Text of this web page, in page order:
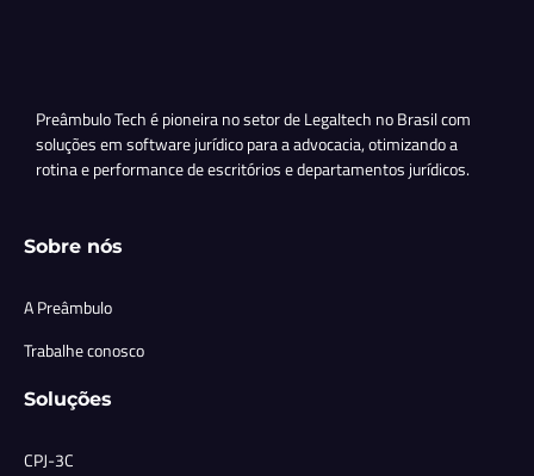
Preâmbulo Tech é pioneira no setor de Legaltech no Brasil com
soluções em software jurídico para a advocacia, otimizando a
rotina e performance de escritórios e departamentos jurídicos.
Sobre nós
A Preâmbulo
Trabalhe conosco
Soluções
CPJ-3C